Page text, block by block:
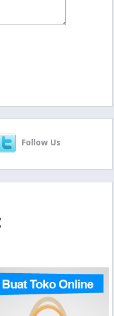
Follow Us